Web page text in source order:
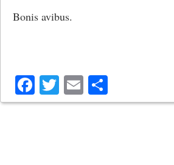
Bonis avibus.
Facebook
Twitter
Email